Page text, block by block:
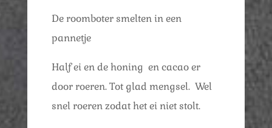
De roomboter smelten in een
pannetje
Half ei en de honing en cacao er
door roeren. Tot glad mengsel. Wel
snel roeren zodat het ei niet stolt.